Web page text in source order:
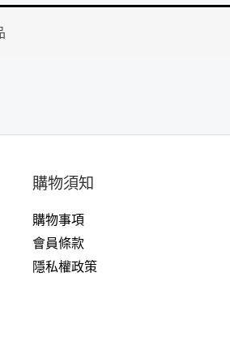
購物須知
購物事項
會員條款
隱私權政策